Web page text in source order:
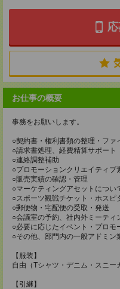
お仕事の概要
事務をお願いします。
○契約書・権利書類の整理・ファ
○請求書処理、経費精算サポート
○連絡調整補助
○プロモーションクリエイティブ
○販売実績の確認・管理
○マーケティングアセットにつ
○スポーツ観戦チケット・ホス
○郵便物・宅配便の受取・発送
○会議室の予約、社内外ミーティ
○必要に応じたイベント・プロモ
○その他、部門内の一般アドミン
【服装】
自由（Tシャツ・デニム・スニー
【引継】